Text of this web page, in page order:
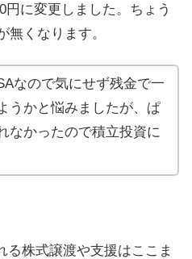
円に変更しました。ちょう
無くなります。
なので気にせず残金で一
うかと悩みましたが、ぱ
なかったので積立投資に
る株式譲渡や支援はここま